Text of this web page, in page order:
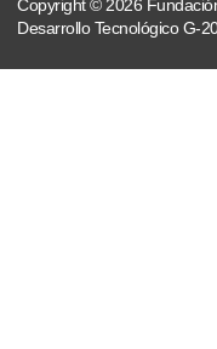
Copyright © 2026
Desarrollo Tecnológico G-